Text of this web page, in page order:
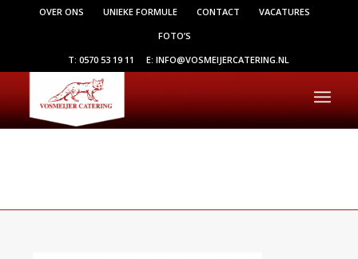
OVER ONS UNIEKE FORMULE CONTACT
VACATURES
FOTO’S
T: 0570 53 19 11
E: INFO@VOSMEIJERCATERING.NL